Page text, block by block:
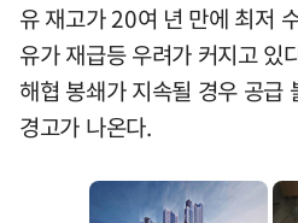
유 재고가 20여 년 만에 최저
유가 재급등 우려가 커지고 있
해협 봉쇄가 지속될 경우 공급
경고가 나온다.